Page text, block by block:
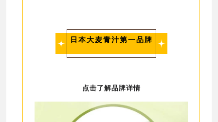
日本大麦青汁第一品牌
点击了解品牌详情